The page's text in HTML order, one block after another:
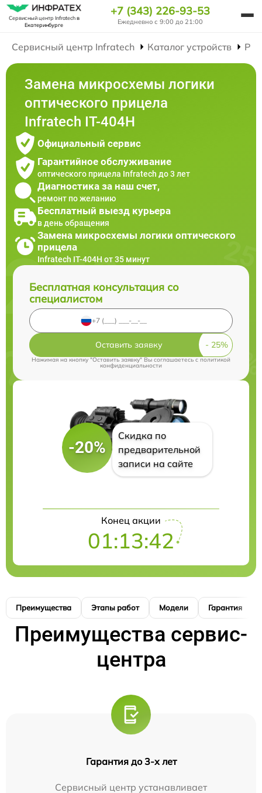
Сервисный центр Infratechв
Екатеринбурге
+7 (343) 226-93-53
Ежедневно с 9:00 до 21:00
Сервисный центр Infratech Каталог устройств
Замена микросхемы логики
оптического прицела
Infratech IT-404H
Официальный сервис
Гарантийное обслуживание
оптического прицела Infratech до 3 лет
Диагностика за наш счет,
ремонт по желанию
Бесплатный выезд курьера
в день обращения
Замена микросхемы логики оптического
прицела
Infratech IT-404H от 35 минут
Бесплатная консультация со
специалистом
Оставить заявку
Нажимая на кнопку "Оставить заявку" Вы соглашаетесь cполитикой
конфиденциальности
-20%
Скидка по
предварительной
записи на сайте
Конец акции
01:13:41
Преимущества Этапы работ Модели Гарантия
Преимущества сервис-
центра
Гарантия до 3-х лет
Сервисный центр устанавливает